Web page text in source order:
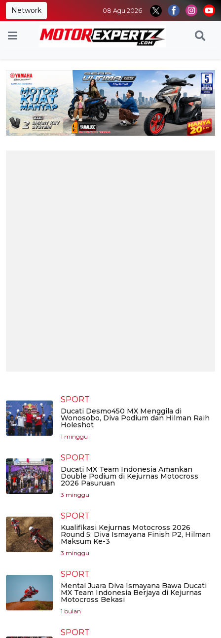
Network 08 Agu 2026
SPORT
Ducati Desmo450 MX Menggila di
Wonosobo, Diva Podium dan Hilman Raih
Holeshot
1 minggu
SPORT
Ducati MX Team Indonesia Amankan
Double Podium di Kejurnas Motocross
2026 Pasuruan
3 minggu
SPORT
Kualifikasi Kejurnas Motocross 2026
Round 5: Diva Ismayana Finish P2, Hilman
Maksum Ke-3
3 minggu
SPORT
Mental Juara Diva Ismayana Bawa Ducati
MX Team Indonesia Berjaya di Kejurnas
Motocross Bekasi
1 bulan
SPORT